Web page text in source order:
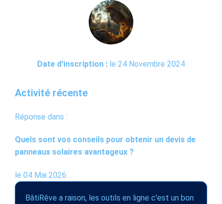
Date d'inscription : le 24 Novembre 2024
Activité récente
Réponse dans :
Quels sont vos conseils pour obtenir un devis de
panneaux solaires avantageux ?
le 04 Mai 2026
BâtiRêve a raison, les outils en ligne c'est un bon